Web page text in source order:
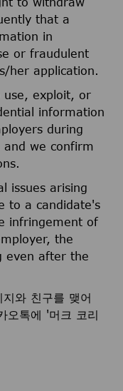
that a
in
or fraudulent
her application.
use, exploit, or
information
during
and we confirm
issues arising
to a candidate's
infringement of
the
even after the
와 친구를 맺어
오톡에 '머크 코리